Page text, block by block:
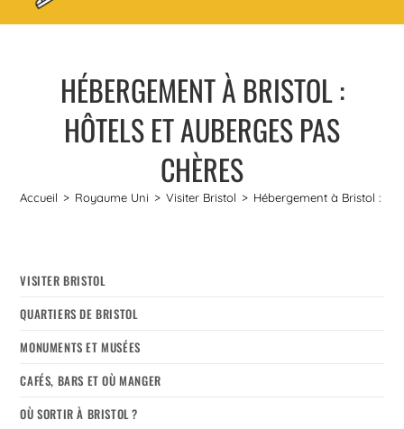
HÉBERGEMENT À BRISTOL :
HÔTELS ET AUBERGES PAS
CHÈRES
Accueil > Royaume Uni > Visiter Bristol > Hébergement à Bristol :
VISITER BRISTOL
QUARTIERS DE BRISTOL
MONUMENTS ET MUSÉES
CAFÉS, BARS ET OÙ MANGER
OÙ SORTIR À BRISTOL ?